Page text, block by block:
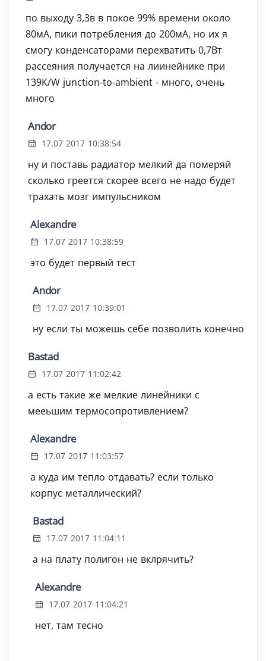
по выходу 3,3в в покое 99% времени около
80мА, пики потребления до 200мА, но их я
смогу конденсаторами перехватить 0,7Вт
рассеяния получается на лиинейнике при
139К/W junction-to-ambient - много, очень
много
Andor
17.07 2017 10:38:54
ну и поставь радиатор мелкий да померяй
сколько греется скорее всего не надо будет
трахать мозг импульсником
Alexandre
17.07 2017 10:38:59
это будет первый тест
Andor
17.07 2017 10:39:01
ну если ты можешь себе позволить конечно
Bastad
17.07 2017 11:02:42
а есть такие же мелкие линейники с
мееьшим термосопротивлением?
Alexandre
17.07 2017 11:03:57
а куда им тепло отдавать? если только
корпус металлический?
Bastad
17.07 2017 11:04:11
а на плату полигон не вклрячить?
Alexandre
17.07 2017 11:04:21
нет, там тесно